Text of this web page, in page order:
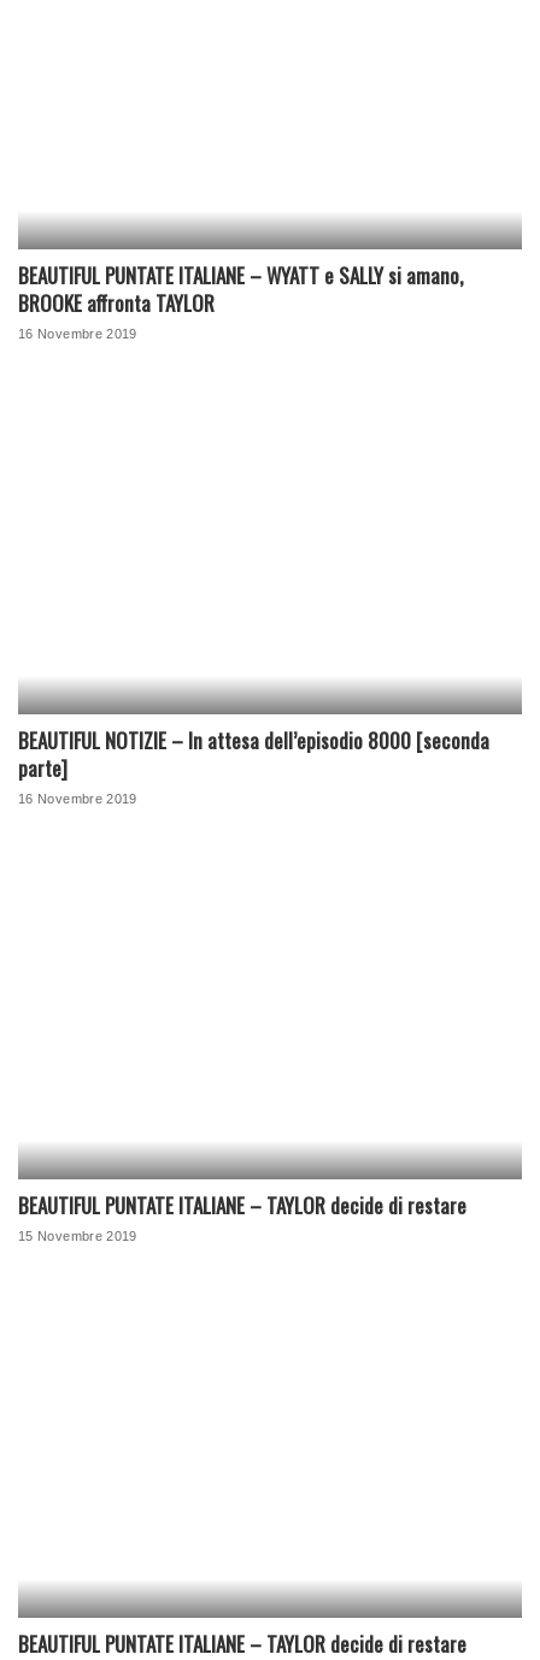
BEAUTIFUL PUNTATE ITALIANE – WYATT e SALLY si amano,
BROOKE affronta TAYLOR
16 Novembre 2019
BEAUTIFUL NOTIZIE – In attesa dell’episodio 8000 [seconda
parte]
16 Novembre 2019
BEAUTIFUL PUNTATE ITALIANE – TAYLOR decide di restare
15 Novembre 2019
BEAUTIFUL PUNTATE ITALIANE – TAYLOR decide di restare